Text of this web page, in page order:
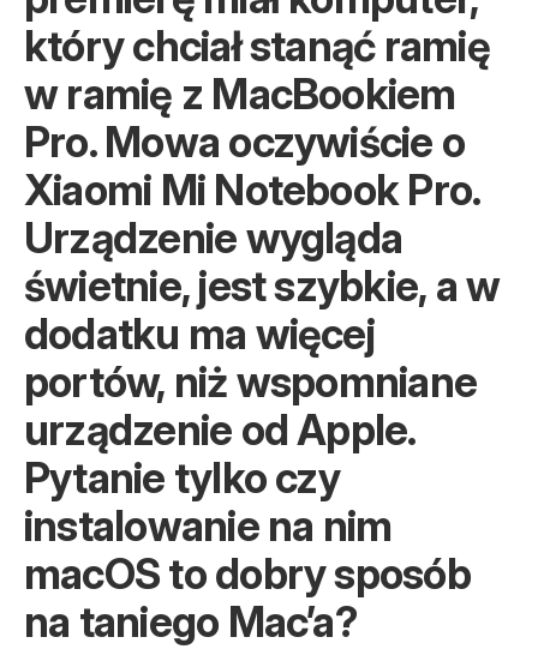
który chciał stanąć ramię
w ramię z MacBookiem
Pro. Mowa oczywiście o
Xiaomi Mi Notebook Pro.
Urządzenie wygląda
świetnie, jest szybkie, a w
dodatku ma więcej
portów, niż wspomniane
urządzenie od Apple.
Pytanie tylko czy
instalowanie na nim
macOS to dobry sposób
na taniego Mac’a?